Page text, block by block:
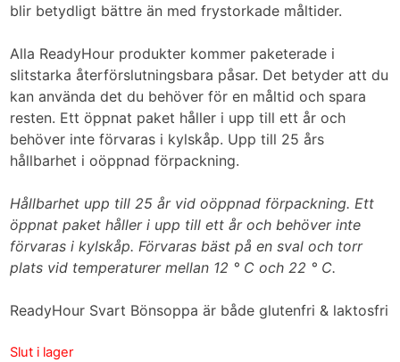
blir betydligt bättre än med frystorkade måltider.
Alla ReadyHour produkter kommer paketerade i
slitstarka återförslutningsbara påsar. Det betyder att du
kan använda det du behöver för en måltid och spara
resten. Ett öppnat paket håller i upp till ett år och
behöver inte förvaras i kylskåp. Upp till 25 års
hållbarhet i oöppnad förpackning.
Hållbarhet upp till 25 år vid oöppnad förpackning. Ett
öppnat paket håller i upp till ett år och behöver inte
förvaras i kylskåp. Förvaras bäst på en sval och torr
plats vid temperaturer mellan 12 ° C och 22 ° C.
ReadyHour Svart Bönsoppa är både glutenfri & laktosfri
Slut i lager